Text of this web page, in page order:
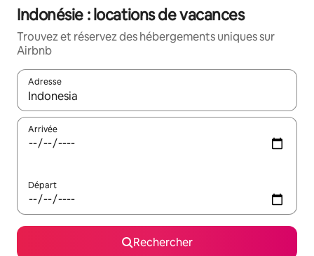
Indonésie : locations de vacances
Trouvez et réservez des hébergements uniques sur
Airbnb
Adresse
Lorsque les résultats s'affichent, utilisez les flèches vers le
Arrivée
Départ
Rechercher